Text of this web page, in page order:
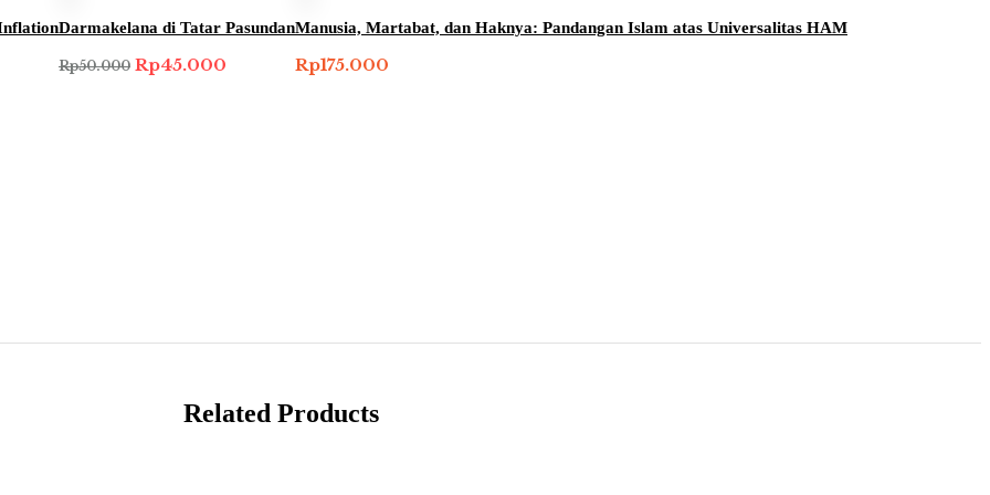
Darmakelana di Tatar Pasundan
Rp50.000 Harga
aslinya
Rp45.000
Manusia, Martabat, dan Haknya: Pandangan Islam atas Universalitas HAM
Rp175.000
Related Products